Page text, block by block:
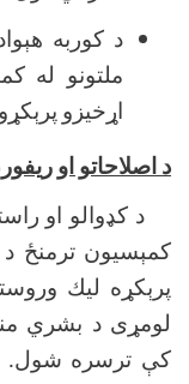
د كوربه
ملتونو له
اړخيزو
د اصلاحاتو او
د كډوالو او
كمېسيون ترمنځ د
پرېكړه ليك
لومړى د بشري
كې ترسره شول.